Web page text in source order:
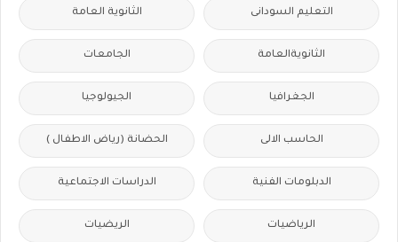
التعليم السودانى الثانوية العامة
الثانويةالعامة الجامعات
الجغرافيا الجيولوجيا
الحاسب الالى الحضانة (رياض الاطفال )
الدبلومات الفنية الدراسات الاجتماعية
الرياضيات الريضيات